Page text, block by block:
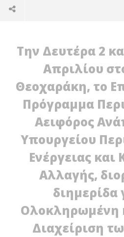
NOW
Διημερίδα για τα στερεά
02/04/2012
EnergyIn
Την Δευτέρα 2
Απριλίου
Θεοχαράκη, το
Πρόγραμμα
Αειφόρος
Υπουργείου
Ενέργειας και
Αλλαγής,
διημερίδα
Ολοκληρωμένη
Διαχείριση